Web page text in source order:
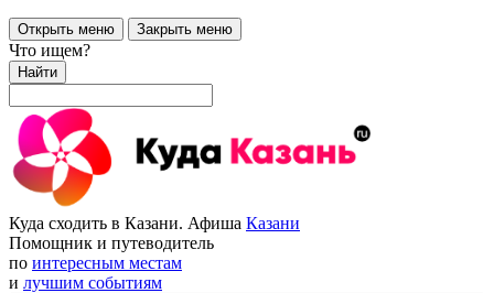
Открыть меню Закрыть меню
Что ищем?
Найти
Куда сходить в Казани. Афиша Казани
Помощник и путеводитель
по интересным местам
и лучшим событиям